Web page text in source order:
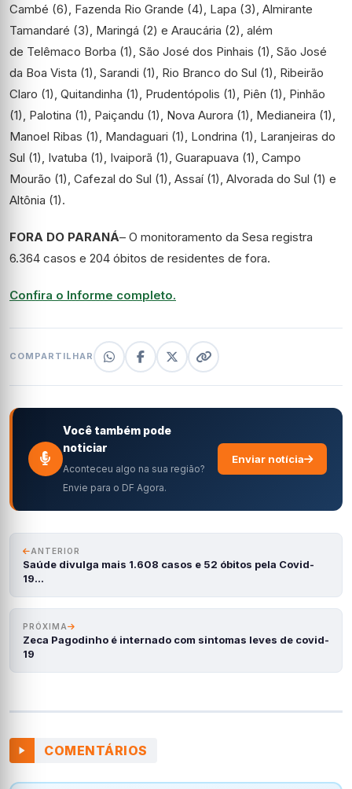
Cambé (6), Fazenda Rio Grande (4), Lapa (3), Almirante
Tamandaré (3), Maringá (2) e Araucária (2), além
de Telêmaco Borba (1), São José dos Pinhais (1), São José
da Boa Vista (1), Sarandi (1), Rio Branco do Sul (1), Ribeirão
Claro (1), Quitandinha (1), Prudentópolis (1), Piên (1), Pinhão
(1), Palotina (1), Paiçandu (1), Nova Aurora (1), Medianeira (1),
Manoel Ribas (1), Mandaguari (1), Londrina (1), Laranjeiras do
Sul (1), Ivatuba (1), Ivaiporã (1), Guarapuava (1), Campo
Mourão (1), Cafezal do Sul (1), Assaí (1), Alvorada do Sul (1) e
Altônia (1).
FORA DO PARANÁ– O monitoramento da Sesa registra
6.364 casos e 204 óbitos de residentes de fora.
Confira o Informe completo.
COMPARTILHAR
Você também pode
noticiar
Aconteceu algo na sua região?
Envie para o DF Agora.
Enviar notícia
ANTERIOR
Saúde divulga mais 1.608 casos e 52 óbitos pela Covid-
19…
PRÓXIMA
Zeca Pagodinho é internado com sintomas leves de covid-
19
COMENTÁRIOS